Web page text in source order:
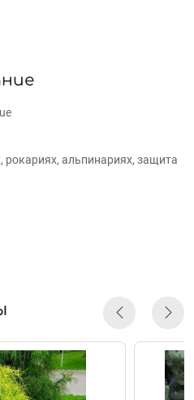
рокариях, альпинариях, защита